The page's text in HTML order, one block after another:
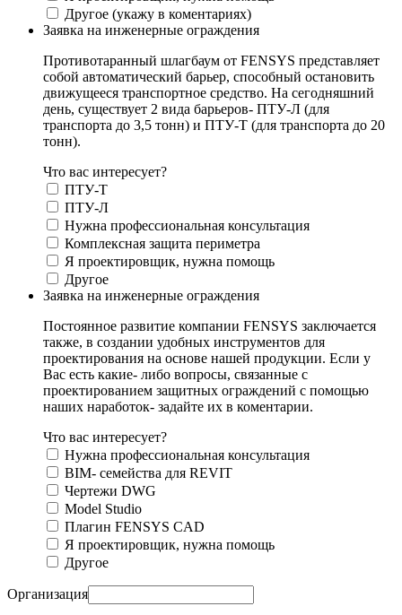
Другое (укажу в коментариях)
Заявка на инженерные ограждения
Противотаранный шлагбаум от FENSYS представляет
собой автоматический барьер, способный остановить
движущееся транспортное средство. На сегодняшний
день, существует 2 вида барьеров- ПТУ-Л (для
транспорта до 3,5 тонн) и ПТУ-Т (для транспорта до 20
тонн).
Что вас интересует?
ПТУ-Т
ПТУ-Л
Нужна профессиональная консультация
Комплексная защита периметра
Я проектировщик, нужна помощь
Другое
Заявка на инженерные ограждения
Постоянное развитие компании FENSYS заключается
также, в создании удобных инструментов для
проектирования на основе нашей продукции. Если у
Вас есть какие- либо вопросы, связанные с
проектированием защитных ограждений с помощью
наших наработок- задайте их в коментарии.
Что вас интересует?
Нужна профессиональная консультация
BIM- семейства для REVIT
Чертежи DWG
Моdel Studio
Плагин FENSYS CAD
Я проектировщик, нужна помощь
Другое
Организация